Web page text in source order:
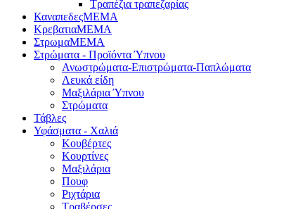
Τραπέζια τραπεζαρίας
ΚαναπεδεςΜΕΜΑ
ΚρεβατιαΜΕΜΑ
ΣτρωμαΜΕΜΑ
Στρώματα - Προϊόντα Ύπνου
Ανωστρώματα-Επιστρώματα-Παπλώματα
Λευκά είδη
Μαξιλάρια Ύπνου
Στρώματα
Τάβλες
Υφάσματα - Χαλιά
Κουβέρτες
Κουρτίνες
Μαξιλάρια
Πουφ
Ριχτάρια